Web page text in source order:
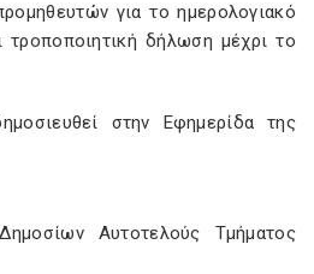
για το ημερολογιακό
τροποποιητική δήλωση μέχρι το
στην Εφημερίδα της
Αυτοτελούς Τμήματος